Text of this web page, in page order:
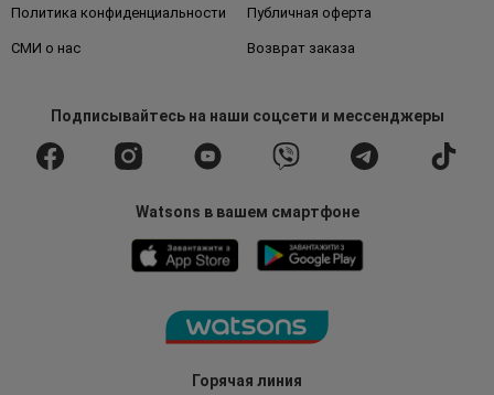
Горячая линия
Политика конфиденциальности Публичная оферта
СМИ о нас Возврат заказа
Подписывайтесьна наши соцсети и мессенджеры
Watsons в вашем смартфоне